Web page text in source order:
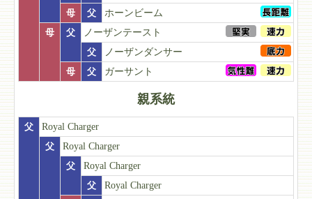
母
父
ホーンビーム
母
父
ノーザンテースト
父
ノーザンダンサー
母
父 ガーサント
親系統
父
Royal Charger
父
Royal Charger
父
Royal Charger
父
Royal Charger